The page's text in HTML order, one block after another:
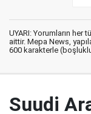
UYARI: Yorumların
aittir. Mepa News,
600 karakterle (boşluklu)
Suudi